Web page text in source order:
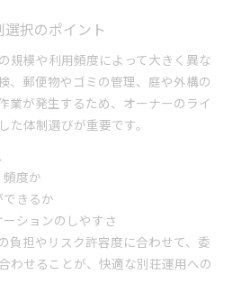
択のポイント
規模や利用頻度によって大きく異な
、郵便物やゴミの管理、庭や外構の
業が発生するため、オーナーのライ
た体制選びが重要です。
度か
きるか
ションのしやすさ
負担やリスク許容度に合わせて、委
わせることが、快適な別荘運用への